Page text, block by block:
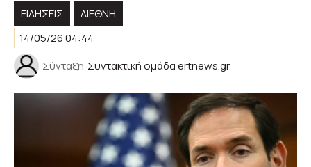
ΕΙΔΗΣΕΙΣ
ΔΙΕΘΝΗ
14/05/26 04:44
Σύνταξη Συντακτική ομάδα ertnews.gr